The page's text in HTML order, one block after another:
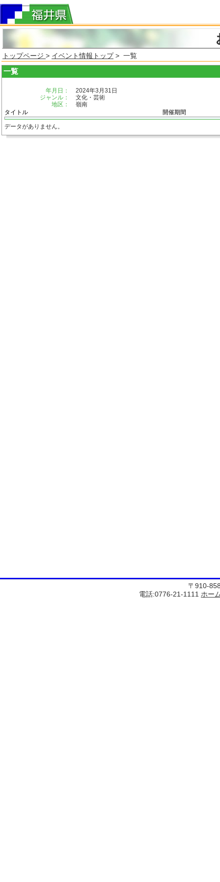
トップページ > イベント情報トップ> 一覧
一覧
年月日：
2024年3月31日
ジャンル：
文化・芸術
地区：
嶺南
タイトル
開催期間
データがありません。
〒910-
電話:0776-21-1111 ホー